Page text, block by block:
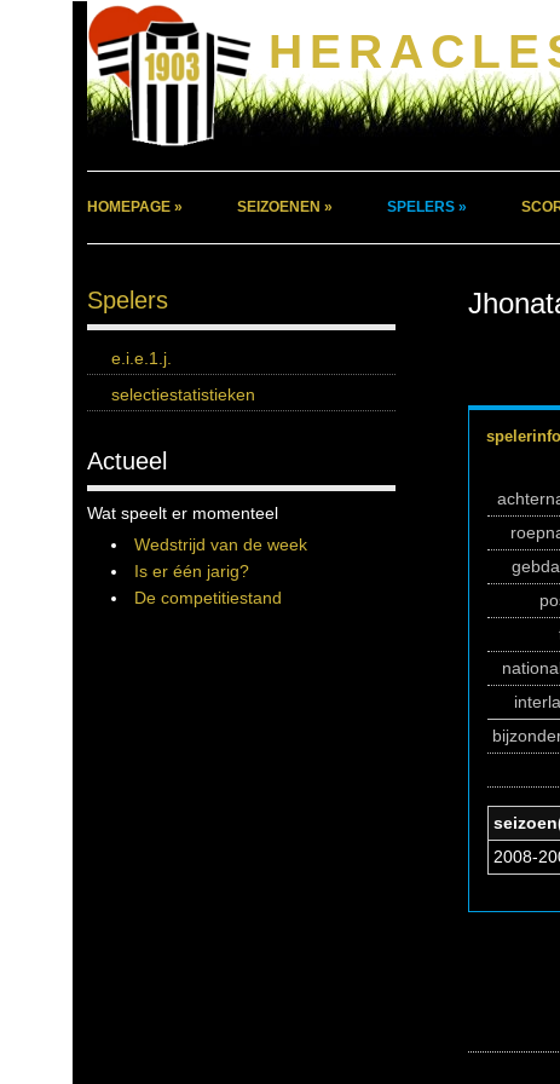
HOMEPAGE » SEIZOENEN » SPELERS »
Spelers
e.i.e.1.j.
selectiestatistieken
Actueel
Wat speelt er momenteel
Wedstrijd van de week
Is er één jarig?
De competitiestand
spelerinfo
2008-